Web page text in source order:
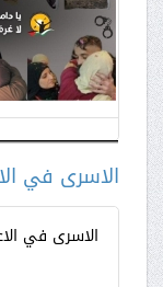
الاسرى في
الاسرى في